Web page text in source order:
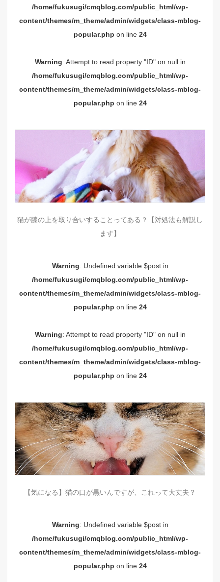
/home/fukusugi/cmqblog.com/public_html/wp-
content/themes/m_theme/admin/widgets/class-mblog-
popular.php on line 24
Warning: Attempt to read property "ID" on null in
/home/fukusugi/cmqblog.com/public_html/wp-
content/themes/m_theme/admin/widgets/class-mblog-
popular.php on line 24
猫が膝の上を取り合いすることってある？【対処法も解説し
ます】
Warning: Undefined variable $post in
/home/fukusugi/cmqblog.com/public_html/wp-
content/themes/m_theme/admin/widgets/class-mblog-
popular.php on line 24
Warning: Attempt to read property "ID" on null in
/home/fukusugi/cmqblog.com/public_html/wp-
content/themes/m_theme/admin/widgets/class-mblog-
popular.php on line 24
【気になる】猫の口が黒いんですが、これって大丈夫？
Warning: Undefined variable $post in
/home/fukusugi/cmqblog.com/public_html/wp-
content/themes/m_theme/admin/widgets/class-mblog-
popular.php on line 24